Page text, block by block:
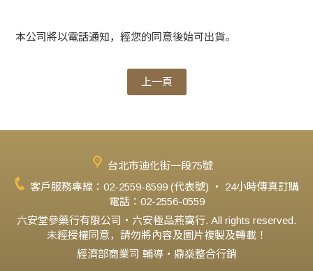
本公司將以電話通知，經您的同意後始可出貨。
上一頁
台北市迪化街一段75號
客戶服務專線：02-2559-8599 (代表號) ‧ 24小時傳真訂購
電話：02-2556-0559
六安堂參藥行有限公司‧六安極品燕窩行. All rights reserved.
未經授權同意，請勿將內容及圖片複製及轉載！
經濟部商業司 輔導‧鼎燊整合行銷